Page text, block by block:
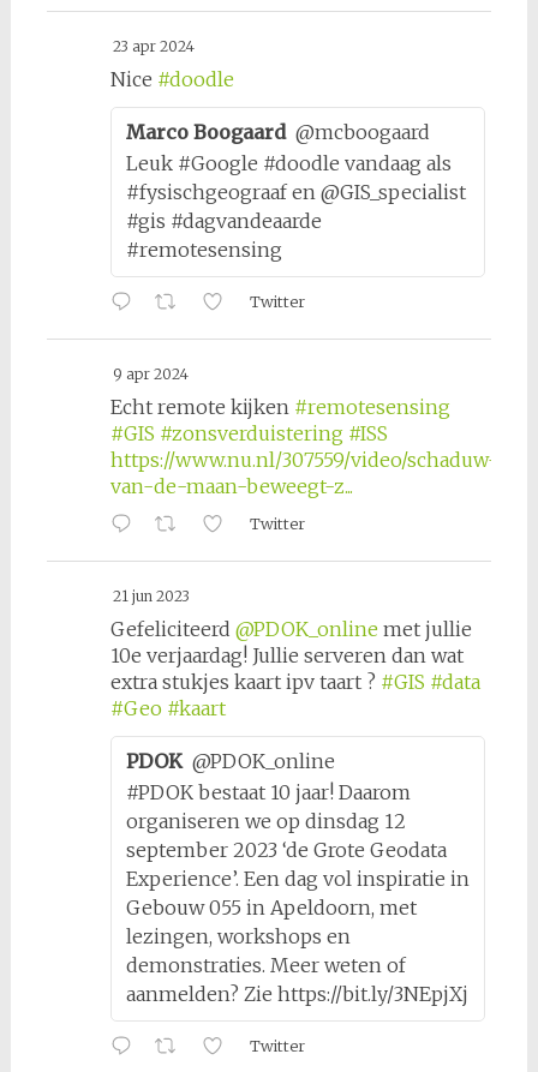
23 apr 2024
Nice #doodle
Marco Boogaard @mcboogaard
Leuk #Google #doodle vandaag als
#fysischgeograaf en @GIS_specialist
#gis #dagvandeaarde
#remotesensing
Twitter
9 apr 2024
Echt remote kijken #remotesensing
#GIS #zonsverduistering #ISS
https://www.nu.nl/307559/video/schaduw-
van-de-maan-beweegt-z...
Twitter
21 jun 2023
Gefeliciteerd @PDOK_online met jullie
10e verjaardag! Jullie serveren dan wat
extra stukjes kaart ipv taart ? #GIS #data
#Geo #kaart
PDOK @PDOK_online
#PDOK bestaat 10 jaar! Daarom
organiseren we op dinsdag 12
september 2023 ‘de Grote Geodata
Experience’. Een dag vol inspiratie in
Gebouw 055 in Apeldoorn, met
lezingen, workshops en
demonstraties. Meer weten of
aanmelden? Zie https://bit.ly/3NEpjXj
Twitter